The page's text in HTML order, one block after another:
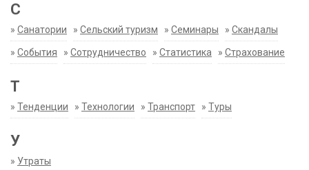
С
» Санатории » Сельский туризм » Семинары » Скандалы
» События » Сотрудничество » Статистика » Страхование
Т
» Тенденции » Технологии » Транспорт » Туры
У
» Утраты